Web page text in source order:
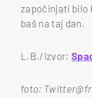
započinjati bilo
baš na taj dan.
L.B./izvor:
foto: